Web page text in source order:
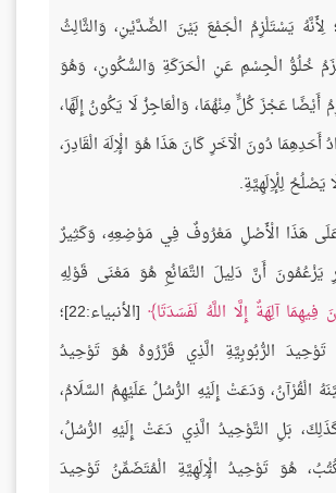
لِأَنَّهُ يَسْتَلْزِمُ الْجَمْعَ بَيْنَ الضِّدَّيْنِ، وَالثَّالِثُ
خُلُوُّ الْجِسْمِ عَنِ الْحَرَكَةِ وَالسُّكُونِ، وَهُوَ
أَيْضًا عَجْزَ كُلٍّ مِنْهُمَا، وَالْعَاجِزُ لَا يَكُونُ إِلَهًا،
دُونَ الْآخَرِ كَانَ هَذَا هُوَ الْإِلَهَ الْقَادِرَ،
يَصْلُحُ لِلْإِلَهِيَّةِ.
عَلَى هَذَا الْأَصْلِ مَعْرُوفٌ فِي مَوْضِعِهِ، وَكَثِيرٌ
يَزْعُمُونَ أَنَّ دَلِيلَ التَّمَانُعِ هُوَ مَعْنَى قَوْلِهِ
فِيهِمَا آلِهَةٌ إِلَّا اللَّهُ لَفَسَدَتَا
[الأنبياء:22]؛
تَوْحِيدَ الرُّبُوبِيَّةِ الَّذِي قَرَّرُوهُ هُوَ تَوْحِيدُ
الْقُرْآنُ، وَدَعَتْ إِلَيْهِ الرُّسُلُ عَلَيْهِمُ السَّلَامُ،
بَلِ التَّوْحِيدُ الَّذِي دَعَتْ إِلَيْهِ الرُّسُلُ،
هُوَ تَوْحِيدُ الْإِلَهِيَّةِ الْمُتَضَمِّنُ تَوْحِيدَ